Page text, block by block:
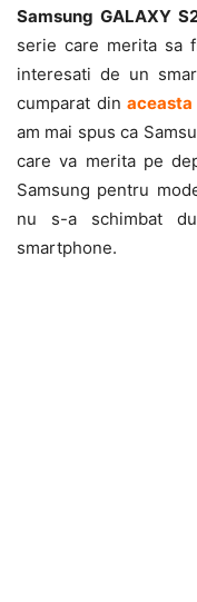
Samsung GALAXY
serie care merita sa
interesati de un
cumparat din aceasta
am mai spus ca
care va merita pe
Samsung pentru
nu s-a schimbat
smartphone.